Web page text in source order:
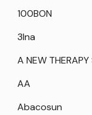
100BON
3Ina
A NEW THERAPY
AA
Abacosun